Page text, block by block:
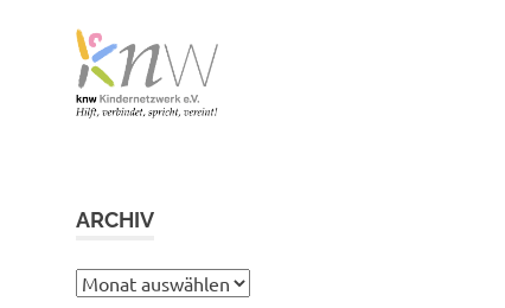
ARCHIV
Archiv